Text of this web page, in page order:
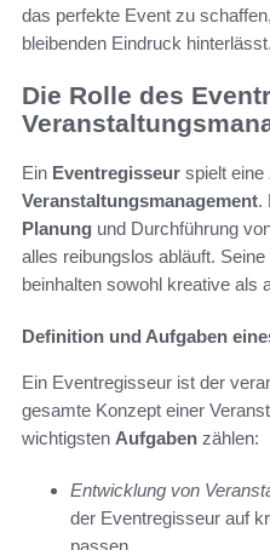
das perfekte Event zu
bleibenden Eindruck hinterlässt.
Die Rolle des
Ein Eventregisseur spielt eine
Veranstaltungsmanagement.
Planung und Durchführung
alles reibungslos abläuft. Seine
beinhalten sowohl kreative als
Definition und Aufgaben
Ein Eventregisseur ist der
gesamte Konzept einer
wichtigsten Aufgaben zählen:
Entwicklung von
der Eventregisseur auf
passen.